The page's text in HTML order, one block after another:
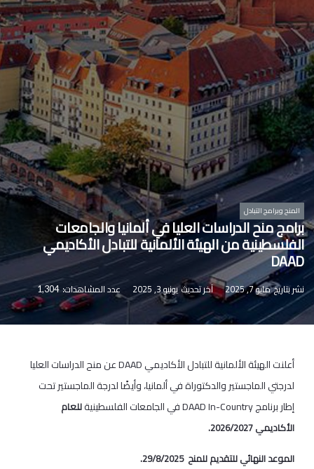
المنح وبرامج التبادل
برامج منح الدراسات العليا في ألمانيا والجامعات
الفلسطينية من الهيئة الألمانية للتبادل الأكاديمي
DAAD
نشر بتاريخ مايو 7, 2025 آخر تحديث يونيو 3, 2025 عدد المشاهدات: 1,304
أعلنت الهيئة الألمانية للتبادل الأكاديمي DAAD عن منح الدراسات العليا
لدرجتي الماجستير والدكتوراة في ألمانيا، وأيضًا لدرجة الماجستير تحت
إطار برنامج DAAD In-Country في الجامعات الفلسطينية
للعام
الأكاديمي 2026/2027.
الموعد النهائي للتقديم للمنح 29/8/2025.